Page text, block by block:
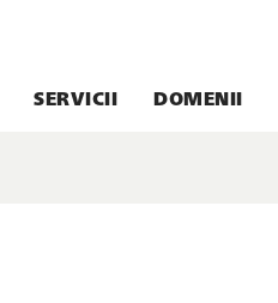
SERVICII DOMENII